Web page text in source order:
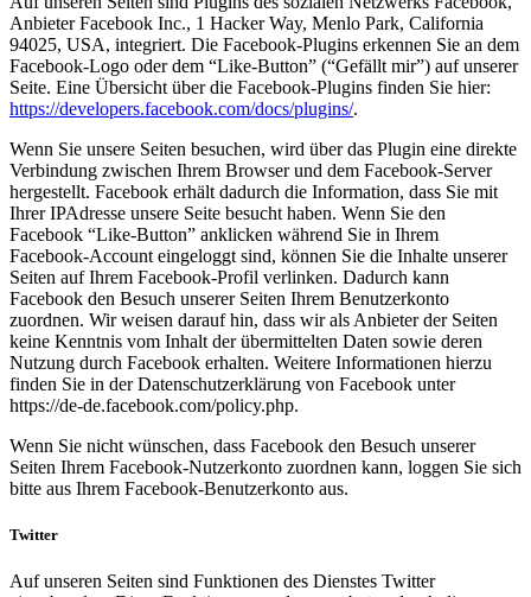
Anbieter Facebook Inc., 1 Hacker Way, Menlo Park, California
94025, USA, integriert. Die Facebook-Plugins erkennen Sie an dem
Facebook-Logo oder dem “Like-Button” (“Gefällt mir”) auf unserer
Seite. Eine Übersicht über die Facebook-Plugins finden Sie hier:
https://developers.facebook.com/docs/plugins/.
Wenn Sie unsere Seiten besuchen, wird über das Plugin eine direkte
Verbindung zwischen Ihrem Browser und dem Facebook-Server
hergestellt. Facebook erhält dadurch die Information, dass Sie mit
Ihrer IPAdresse unsere Seite besucht haben. Wenn Sie den
Facebook “Like-Button” anklicken während Sie in Ihrem
Facebook-Account eingeloggt sind, können Sie die Inhalte unserer
Seiten auf Ihrem Facebook-Profil verlinken. Dadurch kann
Facebook den Besuch unserer Seiten Ihrem Benutzerkonto
zuordnen. Wir weisen darauf hin, dass wir als Anbieter der Seiten
keine Kenntnis vom Inhalt der übermittelten Daten sowie deren
Nutzung durch Facebook erhalten. Weitere Informationen hierzu
finden Sie in der Datenschutzerklärung von Facebook unter
https://de-de.facebook.com/policy.php.
Wenn Sie nicht wünschen, dass Facebook den Besuch unserer
Seiten Ihrem Facebook-Nutzerkonto zuordnen kann, loggen Sie sich
bitte aus Ihrem Facebook-Benutzerkonto aus.
Twitter
Auf unseren Seiten sind Funktionen des Dienstes Twitter